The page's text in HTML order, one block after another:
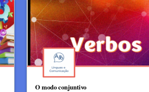
O modo conjuntivo